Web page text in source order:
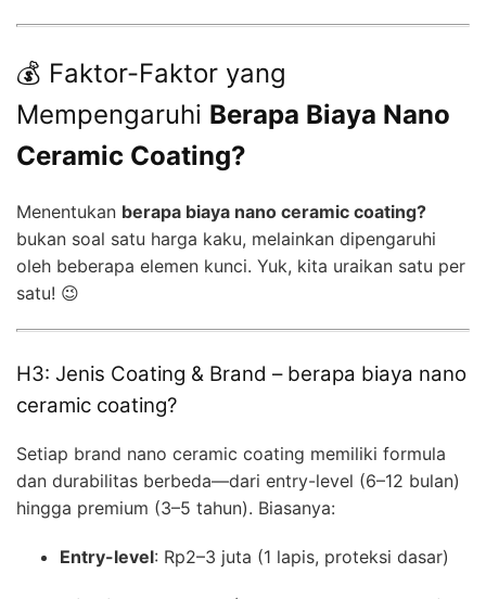
💰 Faktor-Faktor yang
Mempengaruhi Berapa Biaya Nano
Ceramic Coating?
Menentukan berapa biaya nano ceramic coating?
bukan soal satu harga kaku, melainkan dipengaruhi
oleh beberapa elemen kunci. Yuk, kita uraikan satu per
satu! 😉
H3: Jenis Coating & Brand – berapa biaya nano
ceramic coating?
Setiap brand nano ceramic coating memiliki formula
dan durabilitas berbeda—dari entry-level (6–12 bulan)
hingga premium (3–5 tahun). Biasanya:
Entry-level: Rp2–3 juta (1 lapis, proteksi dasar)